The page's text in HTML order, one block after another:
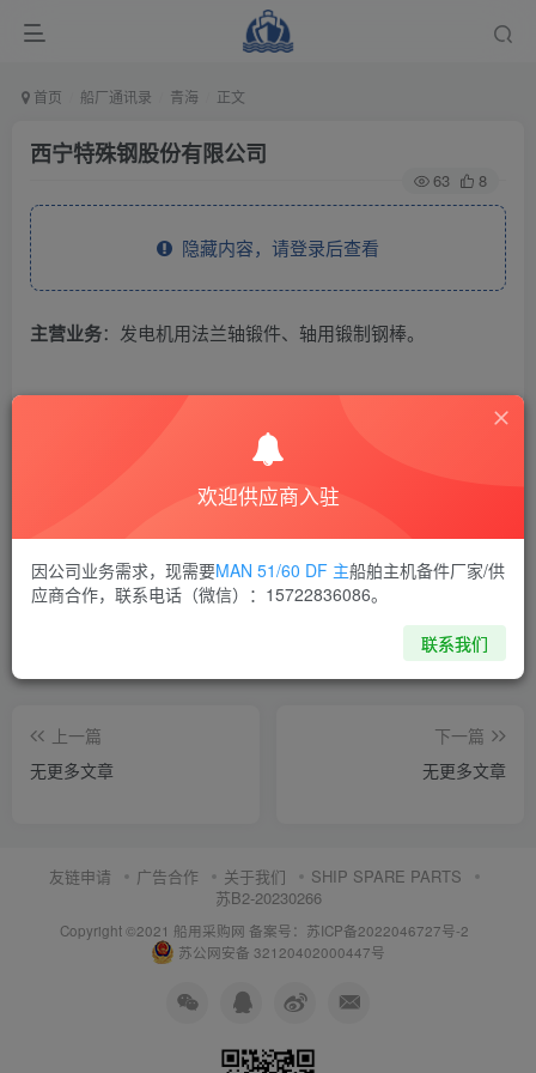
首页 船厂通讯录 青海 正文
西宁特殊钢股份有限公司
63 8
隐藏内容，请登录后查看
主营业务：发电机用法兰轴锻件、轴用锻制钢棒。
THE END
喜欢就支持一下吧
上一篇
无更多文章
下一篇
无更多文章
友链申请 广告合作 关于我们
SHIP SPARE PARTS
苏B2-20230266
Copyright ©2021 船用采购网 备案号：苏ICP备2022046727号-2
苏公网安备 32120402000447号
欢迎供应商入驻
因公司业务需求，现需要MAN 51/60 DF 主船舶主机备件厂家/供
应商合作，联系电话（微信）：15722836086。
联系我们